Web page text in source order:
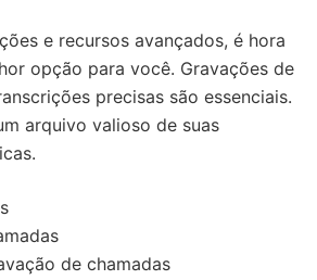
e recursos avançados, é hora
opção para você. Gravações de
precisas são essenciais.
arquivo valioso de suas
de chamadas